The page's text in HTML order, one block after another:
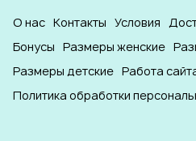
О нас Контакты Условия
Бонусы Размеры женские
Размеры детские Работа
Политика обработки